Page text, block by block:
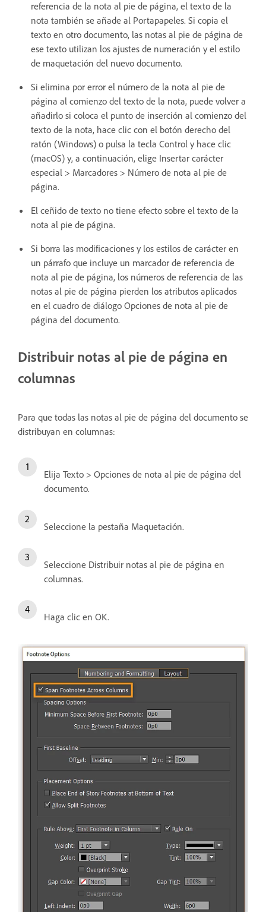
referencia de la nota al pie de página, el texto de la
nota también se añade al Portapapeles. Si copia el
texto en otro documento, las notas al pie de página de
ese texto utilizan los ajustes de numeración y el estilo
de maquetación del nuevo documento.
Si elimina por error el número de la nota al pie de
página al comienzo del texto de la nota, puede volver a
añadirlo si coloca el punto de inserción al comienzo del
texto de la nota, hace clic con el botón derecho del
ratón (Windows) o pulsa la tecla Control y hace clic
(macOS) y, a continuación, elige Insertar carácter
especial > Marcadores > Número de nota al pie de
página.
El ceñido de texto no tiene efecto sobre el texto de la
nota al pie de página.
Si borra las modificaciones y los estilos de carácter en
un párrafo que incluye un marcador de referencia de
nota al pie de página, los números de referencia de las
notas al pie de página pierden los atributos aplicados
en el cuadro de diálogo Opciones de nota al pie de
página del documento.
Distribuir notas al pie de página en
columnas
Para que todas las notas al pie de página del documento se
distribuyan en columnas:
Elija Texto > Opciones de nota al pie de página del
documento.
Seleccione la pestaña Maquetación.
Seleccione Distribuir notas al pie de página en
columnas.
Haga clic en OK.